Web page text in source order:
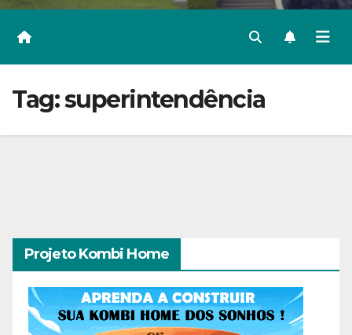
Tag:superintendência
Projeto Kombi Home